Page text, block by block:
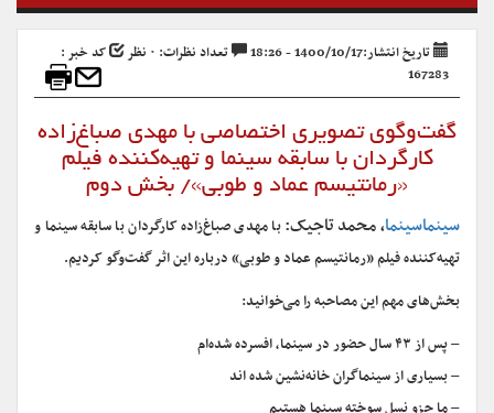
تاریخ انتشار:1400/10/17 - 18:26 تعداد نظرات: ۰ نظر
کد خبر :
167283
گفت‌وگوی تصویری اختصاصی با مهدی صباغ‌زاده
کارگردان با سابقه سینما و تهیه‌کننده فیلم
«رمانتیسم عماد و طوبی»/ بخش دوم
سینماسینما، محمد تاجیک:با مهدی صباغ‌زاده کارگردان با سابقه سینما و
تهیه‌کننده فیلم «رمانتیسم عماد و طوبی» درباره این اثر گفت‌وگو کردیم.
بخش‌های مهم این مصاحبه را می‌خوانید:
– پس از ۴۳ سال حضور در سینما، افسرده شده‌ام
– بسیاری از سینماگران خانه‌نشین شده اند